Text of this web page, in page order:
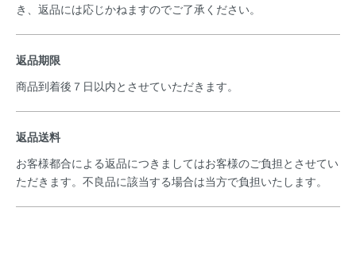
き、返品には応じかねますのでご了承ください。
返品期限
商品到着後７日以内とさせていただきます。
返品送料
お客様都合による返品につきましてはお客様のご負担とさせてい
ただきます。不良品に該当する場合は当方で負担いたします。